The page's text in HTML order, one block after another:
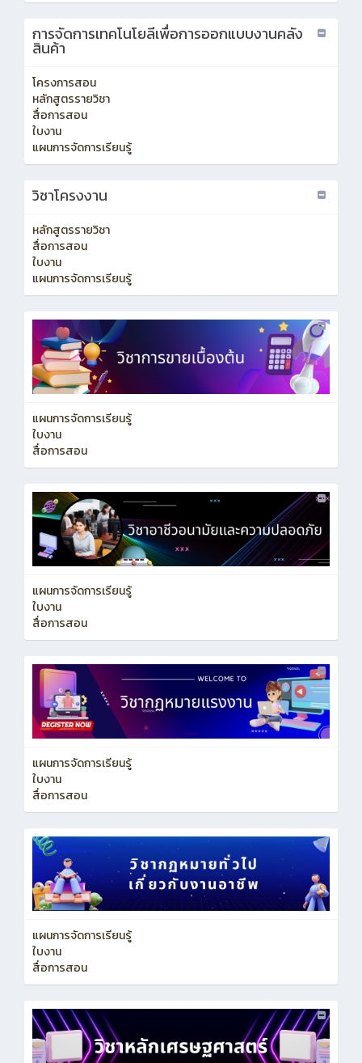
การจัดการเทคโนโยลีเพื่อการออกแบบงานคลัง
สินค้า
โครงการสอน
หลักสูตรรายวิชา
สื่อการสอน
ใบงาน
แผนการจัดการเรียนรู้
วิชาโครงงาน
หลักสูตรรายวิชา
สื่อการสอน
ใบงาน
แผนการจัดการเรียนรู้
แผนการจัดการเรียนรู้
ใบงาน
สื่อการสอน
แผนการจัดการเรียนรู้
ใบงาน
สื่อการสอน
แผนการจัดการเรียนรู้
ใบงาน
สื่อการสอน
แผนการจัดการเรียนรู้
ใบงาน
สื่อการสอน